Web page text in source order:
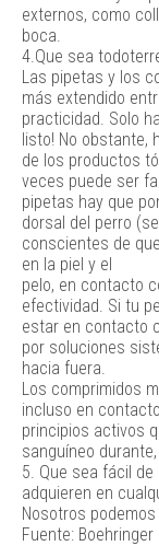
externos, como
boca.
4.Que sea
Las pipetas y los
más extendido
practicidad. Solo
listo! No obstante,
de los productos
veces puede ser
pipetas hay que
dorsal del perro
conscientes de
en la piel y el
pelo, en contacto
efectividad. Si tu
estar en contacto
por soluciones
hacia fuera.
Los comprimidos
incluso en
principios activos
sanguíneo
5. Que sea fácil
adquieren en
Nosotros
Fuente: